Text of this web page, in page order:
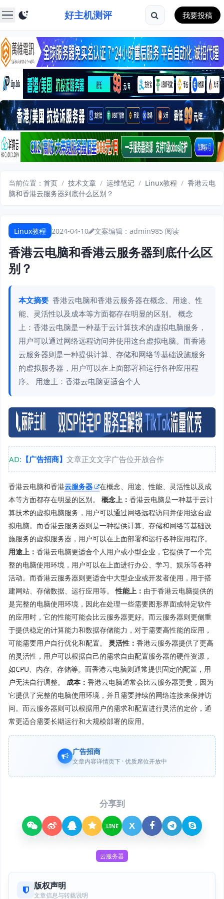
好主机测评 我要投稿
当前位置： 首页 / 技术文章 / 运维笔记 / Linux教程 / 香港云电
脑和香港云服务器到底什么区别？
Linux教程 2024-04-10 文案编辑：admin985 阅读
香港云电脑和香港云服务器到底什么区
别？
本文摘要 香港云电脑和香港云服务器在概念、用途、性
能、灵活性以及成本等方面都存在明显的区别。 概念
上：香港云电脑是一种基于云计算技术的虚拟电脑服务，
用户可以通过网络远程访问并使用这台虚拟电脑。而香港
云服务器则是一种提供计算、存储和网络等基础设施服务
的虚拟服务器，用户可以在上面部署和运行各种应用程
序。 用途上：香港云电脑更适合个人
AD: 【广告招商】 文章正文文字广告位开放合作
香港云电脑和香港云服务器
在概念、用途、性能、灵活性以及成
本等方面都存在明显的区别。 概念上： 香港云电脑是一种基于云计
算技术的虚拟电脑服务，用户可以通过网络远程访问并使用这台虚
拟电脑。而香港云服务器则是一种提供计算、存储和网络等基础设
施服务的虚拟服务器，用户可以在上面部署和运行各种应用程序。
用途上： 香港云电脑更适合个人用户或小型企业，它提供了一个完
整的电脑使用环境，用户可以在上面进行办公、学习、娱乐等各种
活动。而香港云服务器则更适合中大型企业或开发者使用，用于搭
建网站、存储数据、运行应用等。性能上： 由于香港云电脑提供的
是完整的电脑使用环境，因此在处理一些需要图形界面或特定软件
的应用时，它的性能可能会比云服务器更好。而云服务器则更侧重
于提供稳定的计算能力和数据存储能力，对于需要高性能的应用，
可能需要用户自行优化和配置。 灵活性： 香港云服务器提供了更高
的灵活性，用户可以根据自己的需求自由配置服务器的硬件资源，
如CPU、内存、存储等。而香港云电脑则通常提供固定的配置，用
户无法自行调整。 成本： 香港云电脑通常会比云服务器更贵，因为
它提供了完整的电脑使用环境，并且需要持续的网络连接来保持访
问。而云服务器则可以根据用户的需求和配置进行灵活的定价，通
常更适合需要长期运行和大规模部署的应用。
广告招商
文章内容详情页下 · 优质席位开放中
分享到
LINE X
云服务器
版权声明
文章信息与转载说明